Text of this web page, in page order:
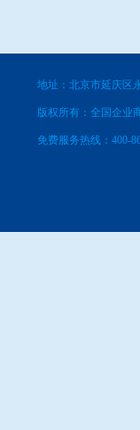
地址：北京市延庆区
版权所有：全国企业
免费服务热线：